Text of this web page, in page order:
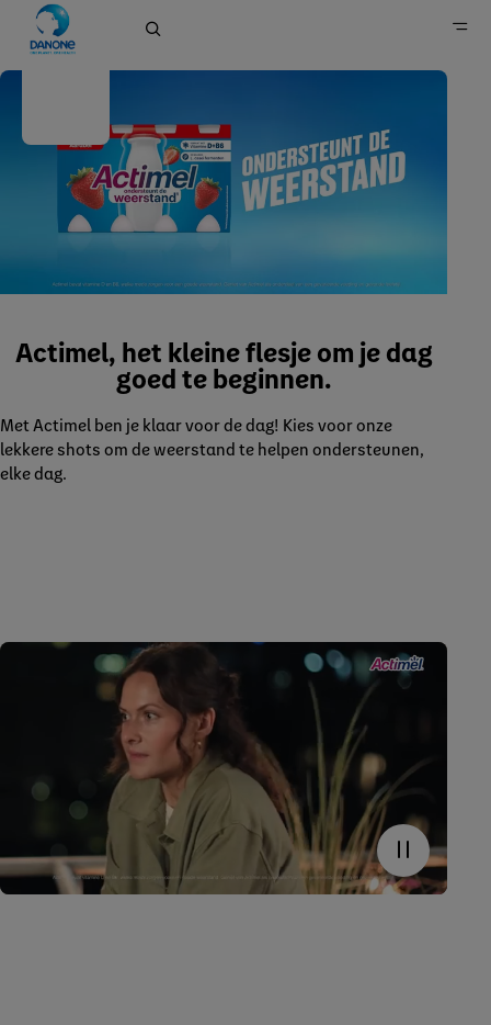
Home
Merken
Zuivel- en plantaardige alternatieven
Actimel, het kleine flesje om je dag
goed te beginnen.
Met Actimel ben je klaar voor de dag! Kies voor onze
lekkere shots om de weerstand te helpen ondersteunen,
elke dag.​